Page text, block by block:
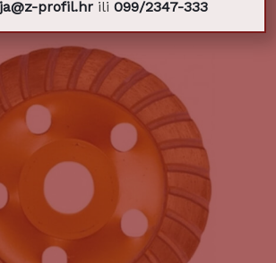
profil.hr ili099/2347-333